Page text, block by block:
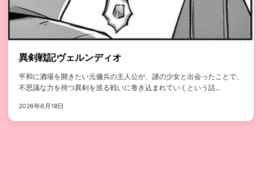
異剣戦記ヴェルンディオ
平和に酒場を開きたい元傭兵の主人公が、謎の少女と出会ったことで、
不思議な力を持つ異剣を巡る戦いに巻き込まれていくという話...
2026年6月18日